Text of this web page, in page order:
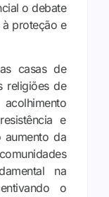
o debate
proteção e
casas de
religiões de
e
aumento da
na
o